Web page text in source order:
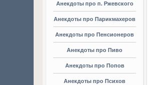
Анекдоты про п. Ржевского
Анекдоты про Парикмахеров
Анекдоты про Пенсионеров
Анекдоты про Пиво
Анекдоты про Попов
Анекдоты про Психов